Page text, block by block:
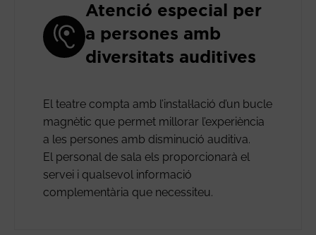
Atenció especial per
a persones amb
diversitats auditives
El teatre compta amb l’instal·lació d’un bucle
magnètic que permet millorar l’experiència
a les persones amb disminució auditiva.
El personal de sala els proporcionarà el
servei i qualsevol informació
complementària que necessiteu.